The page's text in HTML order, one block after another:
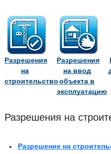
Разрешения
на
строительство
Разрешения
на ввод
объекта в
эксплуатацию
Разрешения на
Разрешение на